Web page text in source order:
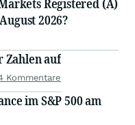
Registered (A)
2026?
Zahlen auf
Kommentare
im S&P 500 am